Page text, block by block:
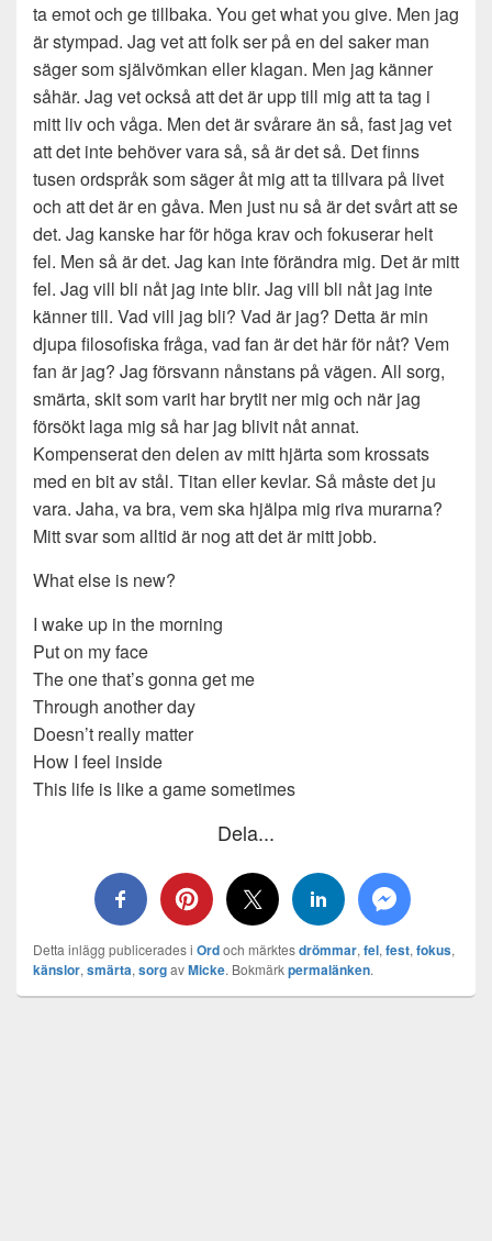
ta emot och ge tillbaka. You get what you give. Men jag
är stympad. Jag vet att folk ser på en del saker man
säger som självömkan eller klagan. Men jag känner
såhär. Jag vet också att det är upp till mig att ta tag i
mitt liv och våga. Men det är svårare än så, fast jag vet
att det inte behöver vara så, så är det så. Det finns
tusen ordspråk som säger åt mig att ta tillvara på livet
och att det är en gåva. Men just nu så är det svårt att se
det. Jag kanske har för höga krav och fokuserar helt
fel. Men så är det. Jag kan inte förändra mig. Det är mitt
fel. Jag vill bli nåt jag inte blir. Jag vill bli nåt jag inte
känner till. Vad vill jag bli? Vad är jag? Detta är min
djupa filosofiska fråga, vad fan är det här för nåt? Vem
fan är jag? Jag försvann nånstans på vägen. All sorg,
smärta, skit som varit har brytit ner mig och när jag
försökt laga mig så har jag blivit nåt annat.
Kompenserat den delen av mitt hjärta som krossats
med en bit av stål. Titan eller kevlar. Så måste det ju
vara. Jaha, va bra, vem ska hjälpa mig riva murarna?
Mitt svar som alltid är nog att det är mitt jobb.
What else is new?
I wake up in the morning
Put on my face
The one that’s gonna get me
Through another day
Doesn’t really matter
How I feel inside
This life is like a game sometimes
Dela...
Detta inlägg publicerades i Ordoch märktesdrömmar, fel, fest, fokus,
känslor, smärta, sorgavMicke. Bokmärkpermalänken.